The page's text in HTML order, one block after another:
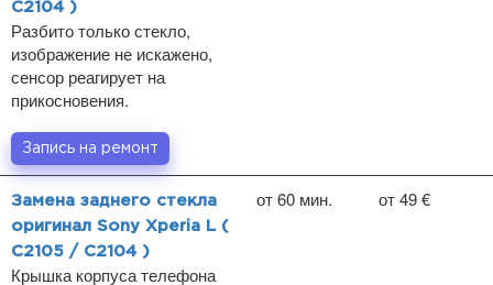
C2104 )
Разбито только стекло,
изображение не искажено,
сенсор реагирует на
прикосновения.
Запись на ремонт
Замена заднего стекла
оригинал Sony Xperia L (
C2105 / C2104 )
Крышка корпуса телефона
от 60 мин. от 49 €